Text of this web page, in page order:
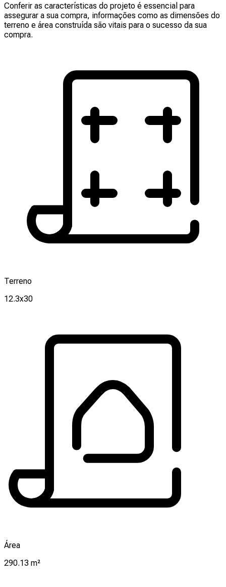
Conferir as características do projeto é essencial para
assegurar a sua compra, informações como as dimensões do
terreno e área construída são vitais para o sucesso da sua
compra.
Terreno
12.3x30
Área
290.13 m²